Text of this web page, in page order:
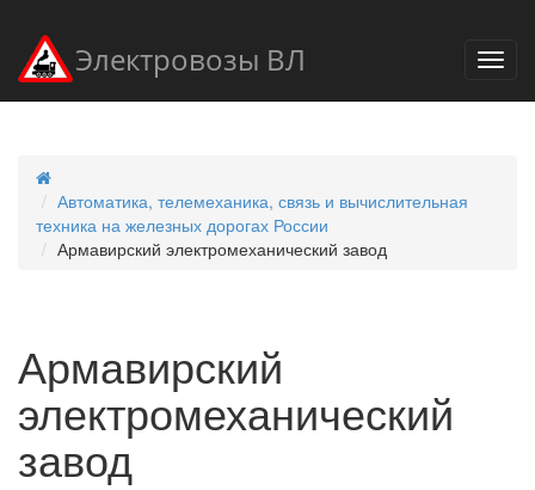
Электровозы ВЛ
Автоматика, телемеханика, связь и вычислительная
техника на железных дорогах России
Армавирский электромеханический завод
Армавирский
электромеханический
завод